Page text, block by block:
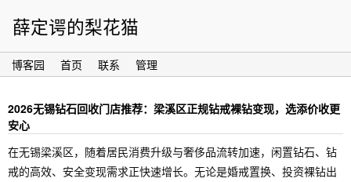
薛定谔的梨花猫
博客园 首页 联系 管理
2026无锡钻石回收门店推荐：梁溪区正规钻戒裸钻变现，选添价收更
安心
在无锡梁溪区，随着居民消费升级与奢侈品流转加速，闲置钻石、钻
戒的高效、安全变现需求正快速增长。无论是婚戒置换、投资裸钻出